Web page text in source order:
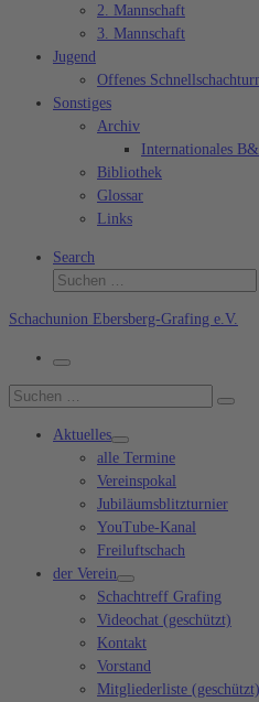
2. Mannschaft
3. Mannschaft
Jugend
Offenes
Sonstiges
Archiv
Internationales
Bibliothek
Glossar
Links
Search
Suche
Schachunion Ebersberg-Grafing e.V.
Menü
Suche
Aktuelles
alle Termine
Vereinspokal
Jubiläumsblitzturnier
YouTube-Kanal
Freiluftschach
der Verein
Schachtreff Grafing
Videochat (geschützt)
Kontakt
Vorstand
Mitgliederliste (geschützt)